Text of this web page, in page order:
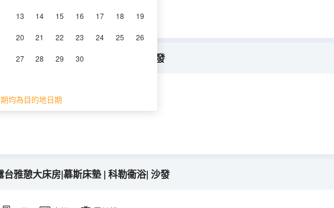
13 14 15 16 17 18 19
20 21 22 23 24 25 26
27 28 29 30
均為目的地日期
秋豪華大床房|慕斯床墊|科勒衞浴| 沙發
3層 空調
台雅憩大床房|慕斯床墊 | 科勒衞浴| 沙發